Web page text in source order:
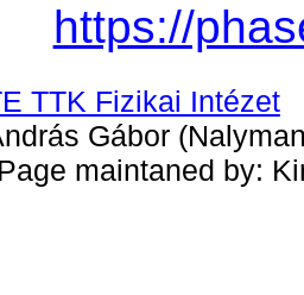
https://
TTK Fizikai Intézet
Gábor
maintaned by: